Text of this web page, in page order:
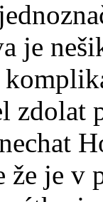
je
je v